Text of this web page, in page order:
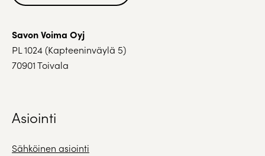
Savon Voima Oyj
PL 1024 (Kapteeninväylä 5)
70901 Toivala
Asiointi
Sähköinen asiointi